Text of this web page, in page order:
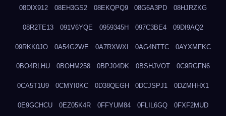
08DIX912 08EH3GS2 08EKQPQ9 08G6A3PD 08HJRZKG
08R2TE13 091V6YQE 0959345H 097C3BE4 09DI9AQ2
09RKK0JO 0A54G2WE 0A7RXWXI 0AG4NTTC 0AYXMFKC
0BO4RLHU 0BOHM258 0BPJ04DK 0BSHJVOT 0C9RGFN6
0CA5T1U9 0CMYI0KC 0D38QEGH 0DCJSPJ1 0DZMHHX1
0E9GCHCU 0EZ05K4R 0FFYUM84 0FLIL6GQ 0FXF2MUD